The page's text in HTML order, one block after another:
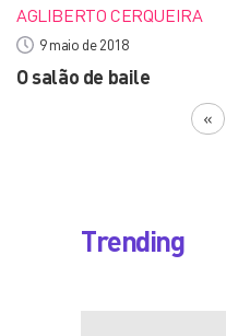
AGLIBERTO CERQUEIRA
9 maio de 2018
O salão de baile
«
Trending